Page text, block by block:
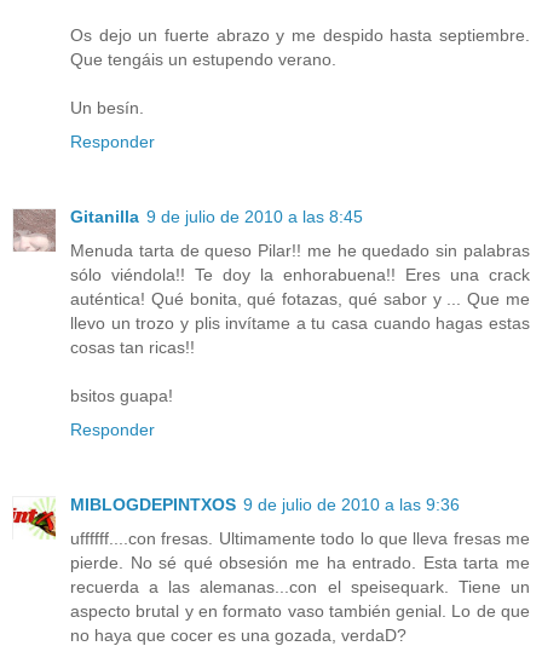
Os dejo un fuerte abrazo y me despido hasta septiembre.
Que tengáis un estupendo verano.
Un besín.
Responder
Gitanilla 9 de julio de 2010 a las 8:45
Menuda tarta de queso Pilar!! me he quedado sin palabras
sólo viéndola!! Te doy la enhorabuena!! Eres una crack
auténtica! Qué bonita, qué fotazas, qué sabor y ... Que me
llevo un trozo y plis invítame a tu casa cuando hagas estas
cosas tan ricas!!
bsitos guapa!
Responder
MIBLOGDEPINTXOS 9 de julio de 2010 a las 9:36
uffffff....con fresas. Ultimamente todo lo que lleva fresas me
pierde. No sé qué obsesión me ha entrado. Esta tarta me
recuerda a las alemanas...con el speisequark. Tiene un
aspecto brutal y en formato vaso también genial. Lo de que
no haya que cocer es una gozada, verdaD?